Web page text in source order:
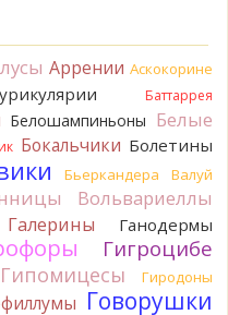
или близкие виды
и в руке - разные грибы.
и гриб при варке
спасибо.
Аррении Аскокорине
Баттаррея
Белошампиньоны Белые
Бокальчики Болетины
Бьеркандера Валуй
Вольвариеллы
Галерины Ганодермы
Гигроцибе
Гипомицесы Гиродоны
Говорушки